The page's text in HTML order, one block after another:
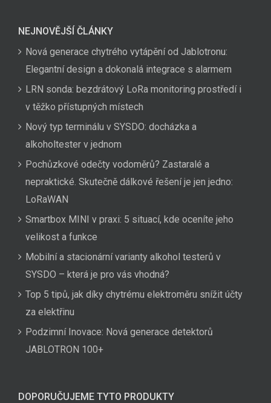
NEJNOVĚJŠÍ ČLÁNKY
Nová generace chytrého vytápění od Jablotronu:
Elegantní design a dokonalá integrace s alarmem
LRN sonda: bezdrátový LoRa monitoring prostředí i
v těžko přístupných místech
Nový typ terminálu v SYSDO: docházka a
alkoholtester v jednom
Pochůzkové odečty vodoměrů? Zastaralé a
nepraktické. Skutečně dálkové řešení je jen jedno:
LoRaWAN
Smartbox MINI v praxi: 5 situací, kde oceníte jeho
velikost a funkce
Mobilní a stacionární varianty alkohol testerů v
SYSDO – která je pro vás vhodná?
Top 5 tipů, jak díky chytrému elektroměru snížit účty
za elektřinu
Podzimní Inovace: Nová generace detektorů
JABLOTRON 100+
DOPORUČUJEME TYTO PRODUKTY